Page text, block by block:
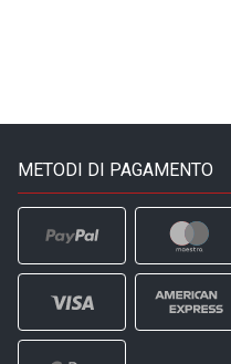
METODI DI PAGAMENTO